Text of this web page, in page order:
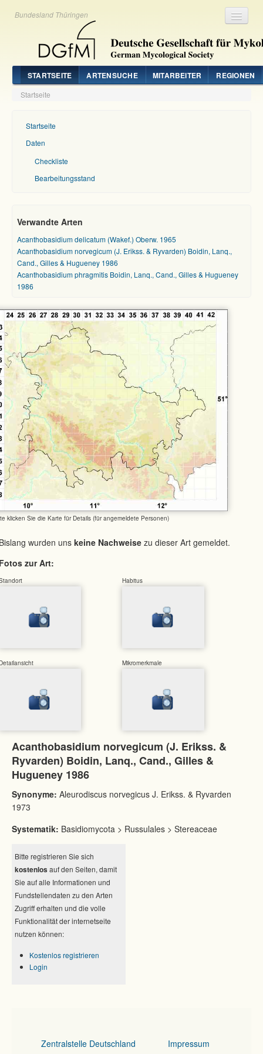
Bundesland Thüringen
STARTSEITE ARTENSUCHE MITARBEITER REGIONEN
Startseite
Startseite
Daten
Checkliste
Bearbeitungsstand
Verwandte Arten
Acanthobasidium delicatum (Wakef.) Oberw. 1965
Acanthobasidium norvegicum (J. Erikss. & Ryvarden) Boidin, Lanq.,
Cand., Gilles & Hugueney 1986
Acanthobasidium phragmitis Boidin, Lanq., Cand., Gilles & Hugueney
1986
klicken Sie die Karte für Details (für angemeldete Personen)
wurden uns keine Nachweise zu dieser Art gemeldet.
zur Art:
Habitus
Mikromerkmale
Acanthobasidium norvegicum (J. Erikss. &
Ryvarden) Boidin, Lanq., Cand., Gilles &
Hugueney 1986
Synonyme: Aleurodiscus norvegicus J. Erikss. & Ryvarden
1973
Systematik: Basidiomycota > Russulales > Stereaceae
Bitte registrieren Sie sich
kostenlos auf den Seiten, damit
Sie auf alle Informationen und
Fundstellendaten zu den Arten
Zugriff erhalten und die volle
Funktionalität der internetseite
nutzen können:
Kostenlos registrieren
Login
Zentralstelle Deutschland Impressum